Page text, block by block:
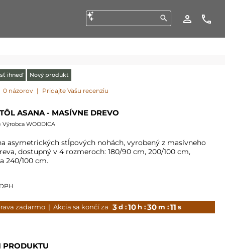
ihneď Nový produkt
0 názorov | Pridajte Vašu recenziu
ASANA - MASÍVNE DREVO
Výrobca WOODICA
asymetrických stĺpových nohách, vyrobený z masívneho
dostupný v 4 rozmeroch: 180/90 cm, 200/100 cm,
240/100 cm.
zadarmo | Akcia sa končí za 3d :10 h :30 m :09
PRODUKTU